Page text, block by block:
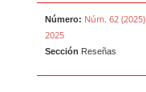
Número: Núm. 62
2025
Sección Reseñas